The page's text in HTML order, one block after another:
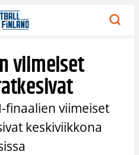
viimeiset
finaalien viimeiset
keskiviikkona